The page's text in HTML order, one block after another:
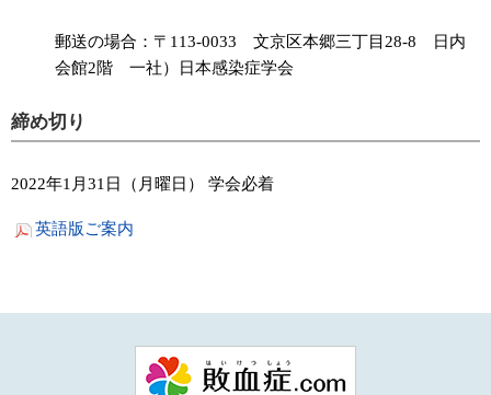
郵送の場合：〒113-0033 文京区本郷三丁目28-8 日内
会館2階 一社）日本感染症学会
締め切り
2022年1月31日（月曜日） 学会必着
英語版ご案内